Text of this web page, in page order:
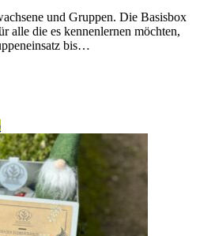
und Gruppen. Die Basisbox
alle die es kennenlernen möchten,
bis…